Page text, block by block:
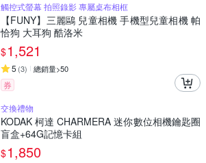
觸控式螢幕 拍照錄影 專屬桌布相框
【FUNY】三麗鷗 兒童相機 手機型兒童相機 帕
恰狗 大耳狗 酷洛米
$1,521
5 (3) 總銷量>50
券
交換禮物
KODAK 柯達 CHARMERA 迷你數位相機鑰匙圈
盲盒+64G記憶卡組
$1,850